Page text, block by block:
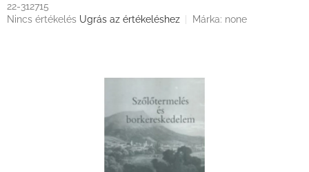
22-312715
A
Nincs értékelés Ugrás az értékeléshez Márka: none